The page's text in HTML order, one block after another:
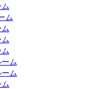
ム
ム
ム